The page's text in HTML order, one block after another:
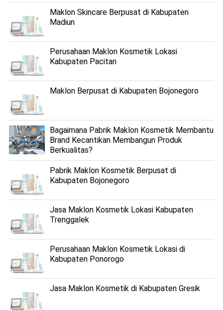
Maklon Skincare Berpusat di Kabupaten
Madiun
Perusahaan Maklon Kosmetik Lokasi
Kabupaten Pacitan
Maklon Berpusat di Kabupaten Bojonegoro
Bagaimana Pabrik Maklon Kosmetik Membantu
Brand Kecantikan Membangun Produk
Berkualitas?
Pabrik Maklon Kosmetik Berpusat di
Kabupaten Bojonegoro
Jasa Maklon Kosmetik Lokasi Kabupaten
Trenggalek
Perusahaan Maklon Kosmetik Lokasi di
Kabupaten Ponorogo
Jasa Maklon Kosmetik di Kabupaten Gresik